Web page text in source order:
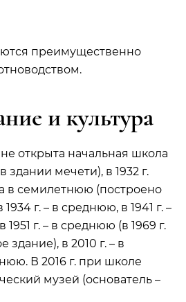
преимущественно
и культура
открыта начальная школа
здании мечети), в 1932 г.
в семилетнюю (построено
г. – в среднюю, в 1941 г. –
г. – в среднюю (в 1969 г.
здание), в 2010 г. – в
В 2016 г. при школе
музей (основатель –